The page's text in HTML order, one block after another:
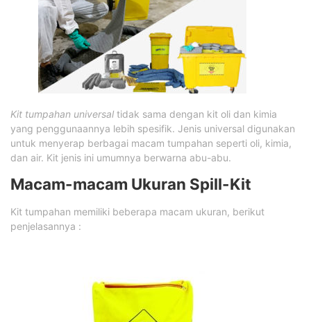
Kit tumpahan universal tidak sama dengan kit oli dan kimia
yang penggunaannya lebih spesifik. Jenis universal digunakan
untuk menyerap berbagai macam tumpahan seperti oli, kimia,
dan air. Kit jenis ini umumnya berwarna abu-abu.
Macam-macam Ukuran Spill-Kit
Kit tumpahan memiliki beberapa macam ukuran, berikut
penjelasannya :